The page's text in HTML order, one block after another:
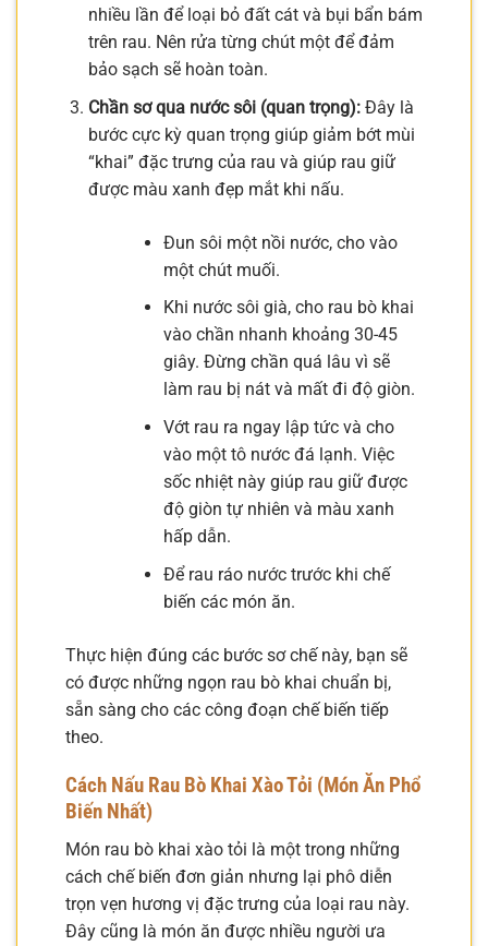
nhiều lần để loại bỏ đất cát và bụi bẩn bám
trên rau. Nên rửa từng chút một để đảm
bảo sạch sẽ hoàn toàn.
Chần sơ qua nước sôi (quan trọng):Đây là
bước cực kỳ quan trọng giúp giảm bớt mùi
“khai” đặc trưng của rau và giúp rau giữ
được màu xanh đẹp mắt khi nấu.
Đun sôi một nồi nước, cho vào
một chút muối.
Khi nước sôi già, cho rau bò khai
vào chần nhanh khoảng 30-45
giây. Đừng chần quá lâu vì sẽ
làm rau bị nát và mất đi độ giòn.
Vớt rau ra ngay lập tức và cho
vào một tô nước đá lạnh. Việc
sốc nhiệt này giúp rau giữ được
độ giòn tự nhiên và màu xanh
hấp dẫn.
Để rau ráo nước trước khi chế
biến các món ăn.
Thực hiện đúng các bước sơ chế này, bạn sẽ
có được những ngọn rau bò khai chuẩn bị,
sẵn sàng cho các công đoạn chế biến tiếp
theo.
Cách Nấu Rau Bò Khai Xào Tỏi (Món Ăn Phổ
Biến Nhất)
Món rau bò khai xào tỏi là một trong những
cách chế biến đơn giản nhưng lại phô diễn
trọn vẹn hương vị đặc trưng của loại rau này.
Đây cũng là món ăn được nhiều người ưa